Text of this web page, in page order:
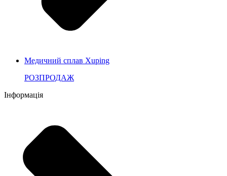
Медичний сплав Xuping
РОЗПРОДАЖ
Інформація